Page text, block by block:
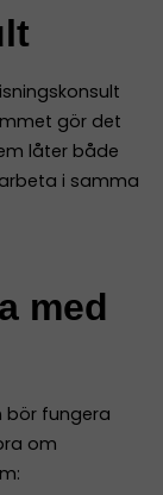
gör det
låter både
i samma
med
bör fungera
om